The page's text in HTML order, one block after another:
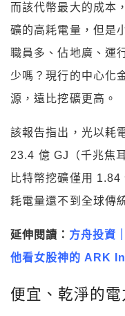
而該代幣最大的成本
礦的高耗電量，但是
職員多、佔地廣、運
少嗎？現行的中心化
源，遠比挖礦更高。
該報告指出，光以耗
23.4 億 GJ（千兆焦
比特幣挖礦僅用
耗電量還不到全球傳
延伸閱讀： 方舟投資
他看女股神的 ARK
便宜、乾淨的電